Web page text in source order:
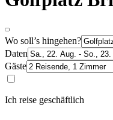
Wo soll’s hingehen?
Daten
Gäste
Ich reise geschäftlich